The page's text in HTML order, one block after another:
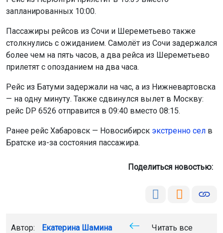
запланированных 10:00.
Пассажиры рейсов из Сочи и Шереметьево также
столкнулись с ожиданием. Самолёт из Сочи задержался
более чем на пять часов, а два рейса из Шереметьево
прилетят с опозданием на два часа.
Рейс из Батуми задержали на час, а из Нижневартовска
— на одну минуту. Также сдвинулся вылет в Москву:
рейс DP 6526 отправится в 09:40 вместо 08:15.
Ранее рейс Хабаровск — Новосибирск экстренно сел в
Братске из-за состояния пассажира.
Поделиться новостью:
Автор: Екатерина Шамина
Читать все